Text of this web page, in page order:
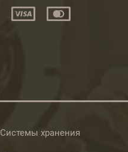
Системы хранения